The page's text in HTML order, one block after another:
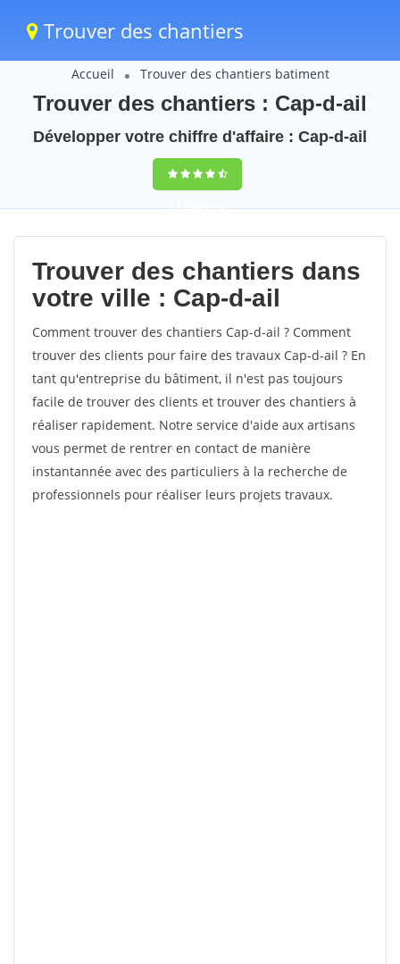
Trouver des chantiers
Accueil Trouver des chantiers batiment
Trouver des chantiers : Cap-d-ail
Développer votre chiffre d'affaire : Cap-d-ail
9,5(100%)42
votes
Trouver des chantiers dans
votre ville : Cap-d-ail
Comment trouver des chantiers Cap-d-ail ? Comment
trouver des clients pour faire des travaux Cap-d-ail ? En
tant qu'entreprise du bâtiment, il n'est pas toujours
facile de trouver des clients et trouver des chantiers à
réaliser rapidement. Notre service d'aide aux artisans
vous permet de rentrer en contact de manière
instantannée avec des particuliers à la recherche de
professionnels pour réaliser leurs projets travaux.